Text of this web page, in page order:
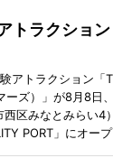
トラクショ
アトラクション「
ーズ）」が8月8日
区みなとみらい4
PORT」にオープ